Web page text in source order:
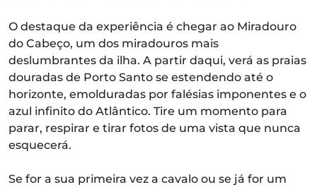
O destaque da experiência é chegar ao Miradouro
do Cabeço, um dos miradouros mais
deslumbrantes da ilha. A partir daqui, verá as praias
douradas de Porto Santo se estendendo até o
horizonte, emolduradas por falésias imponentes e o
azul infinito do Atlântico. Tire um momento para
parar, respirar e tirar fotos de uma vista que nunca
esquecerá.
Se for a sua primeira vez a cavalo ou se já for um